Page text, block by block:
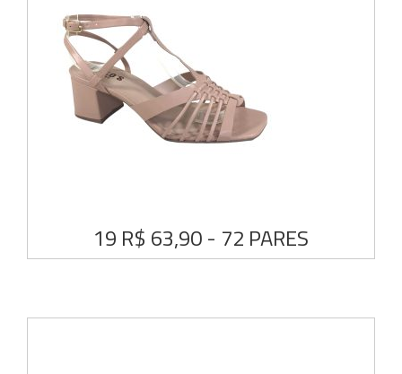
19 R$ 63,90 - 72 PARES